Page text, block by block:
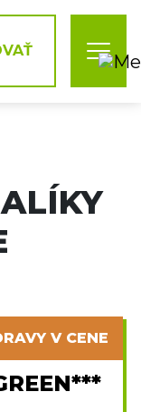
V CENE